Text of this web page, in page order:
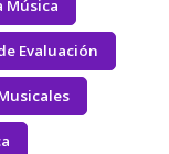
Música
Evaluación